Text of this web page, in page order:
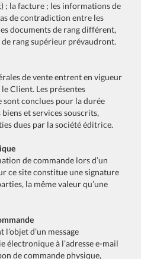
; la facture ; les informations de
de contradiction entre les
documents de rang différent,
rang supérieur prévaudront.
de vente entrent en vigueur
le Client. Les présentes
sont conclues pour la durée
et services souscrits,
dues par la société éditrice.
de commande lors d’un
ce site constitue une signature
la même valeur qu’une
d’un message
électronique à l’adresse e-mail
de commande physique,